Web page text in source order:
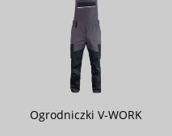
Ogrodniczki V-WORK